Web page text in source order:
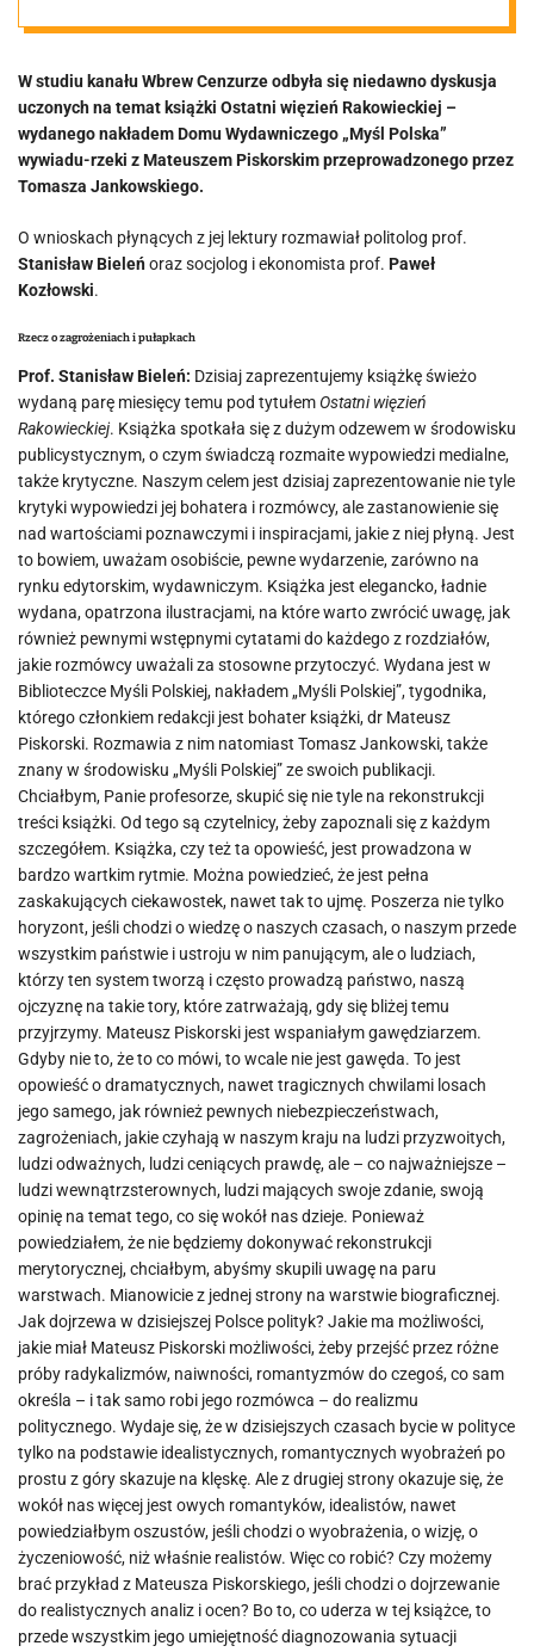
W studiu kanału Wbrew Cenzurze odbyła się niedawno dyskusja
uczonych na temat książki Ostatni więzień Rakowieckiej –
wydanego nakładem Domu Wydawniczego „Myśl Polska”
wywiadu-rzeki z Mateuszem Piskorskim przeprowadzonego przez
Tomasza Jankowskiego.
O wnioskach płynących z jej lektury rozmawiał politolog prof.
Stanisław Bieleńoraz socjolog i ekonomista prof. Paweł
Kozłowski.
Rzecz o zagrożeniach i pułapkach
Prof. Stanisław Bieleń: Dzisiaj zaprezentujemy książkę świeżo
wydaną parę miesięcy temu pod tytułemOstatni więzień
Rakowieckiej. Książka spotkała się z dużym odzewem w środowisku
publicystycznym, o czym świadczą rozmaite wypowiedzi medialne,
także krytyczne. Naszym celem jest dzisiaj zaprezentowanie nie tyle
krytyki wypowiedzi jej bohatera i rozmówcy, ale zastanowienie się
nad wartościami poznawczymi i inspiracjami, jakie z niej płyną. Jest
to bowiem, uważam osobiście, pewne wydarzenie, zarówno na
rynku edytorskim, wydawniczym. Książka jest elegancko, ładnie
wydana, opatrzona ilustracjami, na które warto zwrócić uwagę, jak
również pewnymi wstępnymi cytatami do każdego z rozdziałów,
jakie rozmówcy uważali za stosowne przytoczyć. Wydana jest w
Biblioteczce Myśli Polskiej, nakładem „Myśli Polskiej”, tygodnika,
którego członkiem redakcji jest bohater książki, dr Mateusz
Piskorski. Rozmawia z nim natomiast Tomasz Jankowski, także
znany w środowisku „Myśli Polskiej” ze swoich publikacji.
Chciałbym, Panie profesorze, skupić się nie tyle na rekonstrukcji
treści książki. Od tego są czytelnicy, żeby zapoznali się z każdym
szczegółem. Książka, czy też ta opowieść, jest prowadzona w
bardzo wartkim rytmie. Można powiedzieć, że jest pełna
zaskakujących ciekawostek, nawet tak to ujmę. Poszerza nie tylko
horyzont, jeśli chodzi o wiedzę o naszych czasach, o naszym przede
wszystkim państwie i ustroju w nim panującym, ale o ludziach,
którzy ten system tworzą i często prowadzą państwo, naszą
ojczyznę na takie tory, które zatrważają, gdy się bliżej temu
przyjrzymy. Mateusz Piskorski jest wspaniałym gawędziarzem.
Gdyby nie to, że to co mówi, to wcale nie jest gawęda. To jest
opowieść o dramatycznych, nawet tragicznych chwilami losach
jego samego, jak również pewnych niebezpieczeństwach,
zagrożeniach, jakie czyhają w naszym kraju na ludzi przyzwoitych,
ludzi odważnych, ludzi ceniących prawdę, ale – co najważniejsze –
ludzi wewnątrzsterownych, ludzi mających swoje zdanie, swoją
opinię na temat tego, co się wokół nas dzieje. Ponieważ
powiedziałem, że nie będziemy dokonywać rekonstrukcji
merytorycznej, chciałbym, abyśmy skupili uwagę na paru
warstwach. Mianowicie z jednej strony na warstwie biograficznej.
Jak dojrzewa w dzisiejszej Polsce polityk? Jakie ma możliwości,
jakie miał Mateusz Piskorski możliwości, żeby przejść przez różne
próby radykalizmów, naiwności, romantyzmów do czegoś, co sam
określa – i tak samo robi jego rozmówca – do realizmu
politycznego. Wydaje się, że w dzisiejszych czasach bycie w polityce
tylko na podstawie idealistycznych, romantycznych wyobrażeń po
prostu z góry skazuje na klęskę. Ale z drugiej strony okazuje się, że
wokół nas więcej jest owych romantyków, idealistów, nawet
powiedziałbym oszustów, jeśli chodzi o wyobrażenia, o wizję, o
życzeniowość, niż właśnie realistów. Więc co robić? Czy możemy
brać przykład z Mateusza Piskorskiego, jeśli chodzi o dojrzewanie
do realistycznych analiz i ocen? Bo to, co uderza w tej książce, to
przede wszystkim jego umiejętność diagnozowania sytuacji